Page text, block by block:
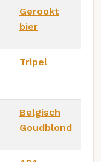
Gerookt
bier
Tripel
Belgisch
Goudblond